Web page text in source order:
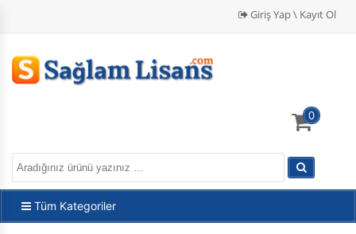
Giriş Yap \ Kayıt Ol
0
Tüm Kategoriler